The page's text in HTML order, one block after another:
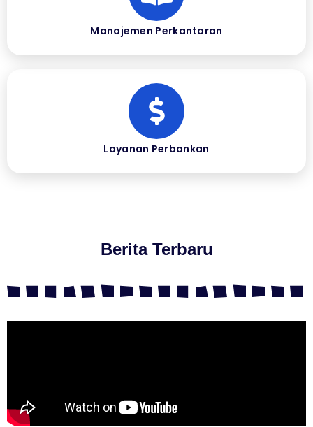
Manajemen Perkantoran
Layanan Perbankan
Berita Terbaru